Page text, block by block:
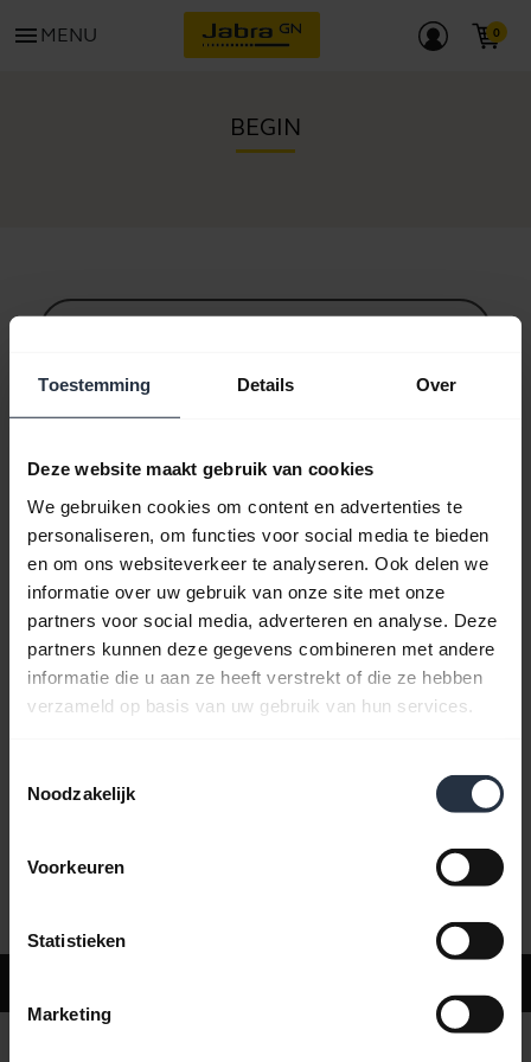
Toestemming Details Over
Deze website maakt gebruik van cookies
We gebruiken cookies om content en advertenties te
personaliseren, om functies voor social media te bieden
en om ons websiteverkeer te analyseren. Ook delen we
informatie over uw gebruik van onze site met onze
partners voor social media, adverteren en analyse. Deze
partners kunnen deze gegevens combineren met andere
informatie die u aan ze heeft verstrekt of die ze hebben
verzameld op basis van uw gebruik van hun services.
Noodzakelijk
Voorkeuren
Statistieken
Marketing
menu MENU
BEGIN
Bluetooth-koppelgids
Veelgestelde vragen
Productdocumenten